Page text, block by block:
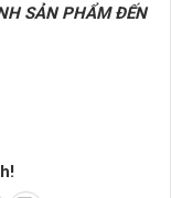
SẢN PHẨM ĐẾN